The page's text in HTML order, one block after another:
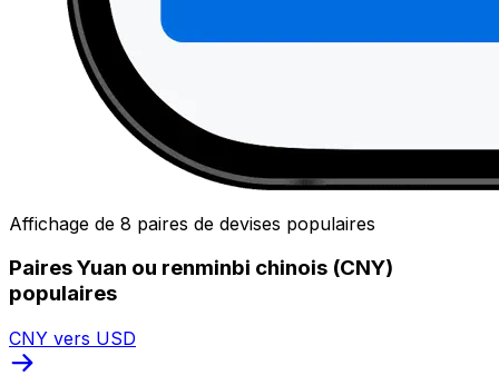
Affichage de 8 paires de devises populaires
Paires Yuan ou renminbi chinois (CNY)
populaires
CNY vers USD